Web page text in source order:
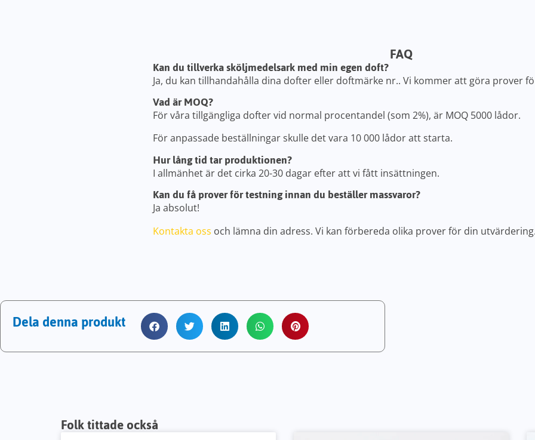
FAQ
Kan du tillverka sköljmedelsark med min egen doft?
Ja, du kan tillhandahålla dina dofter eller doftmärke nr.. Vi kommer att göra prover
Vad är MOQ?
För våra tillgängliga dofter vid normal procentandel (som 2%), är MOQ 5000 lådor.
För anpassade beställningar skulle det vara 10 000 lådor att starta.
Hur lång tid tar produktionen?
I allmänhet är det cirka 20-30 dagar efter att vi fått insättningen.
Kan du få prover för testning innan du beställer massvaror?
Ja absolut!
Kontakta oss och lämna din adress. Vi kan förbereda olika prover för din
Dela denna produkt
Folk tittade också